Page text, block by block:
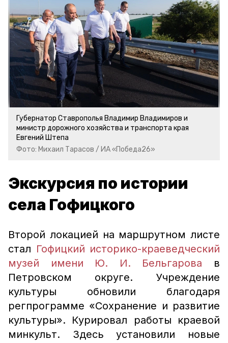
Губернатор Ставрополья Владимир Владимиров и
министр дорожного хозяйства и транспорта края
Евгений Штепа
Фото: Михаил Тарасов / ИА «Победа26»
Экскурсия по истории
села Гофицкого
Второй локацией на маршрутном листе
стал Гофицкий историко-краеведческий
музей имени Ю. И. Бельгарова в
Петровском округе. Учреждение
культуры обновили благодаря
регпрограмме «Сохранение и развитие
культуры». Курировал работы краевой
минкульт. Здесь установили новые